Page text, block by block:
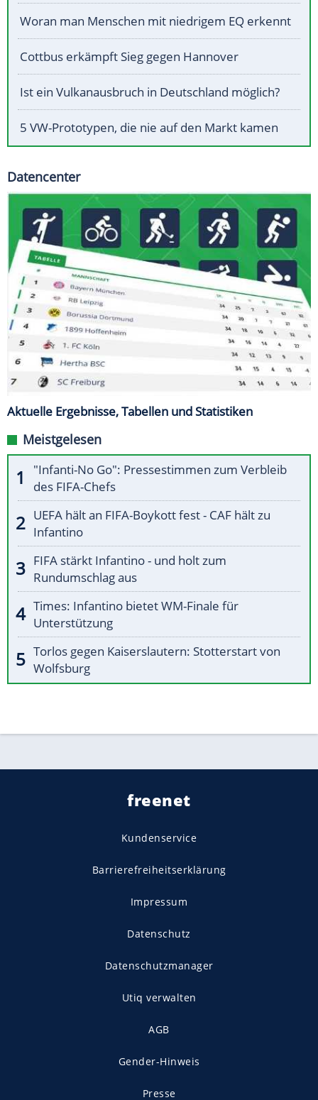
Woran man Menschen mit niedrigem EQ erkennt
Cottbus erkämpft Sieg gegen Hannover
Ist ein Vulkanausbruch in Deutschland möglich?
5 VW-Prototypen, die nie auf den Markt kamen
Datencenter
Aktuelle Ergebnisse, Tabellen und Statistiken
Meistgelesen
"Infanti-No Go": Pressestimmen zum Verbleib
des FIFA-Chefs
UEFA hält an FIFA-Boykott fest - CAF hält zu
Infantino
FIFA stärkt Infantino - und holt zum
Rundumschlag aus
Times: Infantino bietet WM-Finale für
Unterstützung
Torlos gegen Kaiserslautern: Stotterstart von
Wolfsburg
freenet
Kundenservice
Barrierefreiheitserklärung
Impressum
Datenschutz
Datenschutzmanager
Utiq verwalten
AGB
Gender-Hinweis
Presse